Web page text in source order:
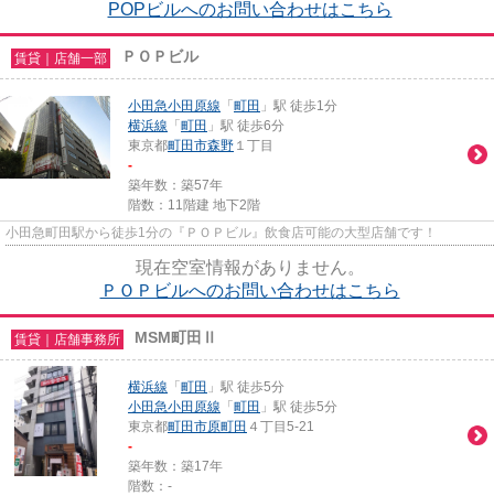
POPビルへのお問い合わせはこちら
賃貸｜店舗一部 ＰＯＰビル
小田急小田原線 「 町田 」駅 徒歩1分
横浜線 「 町田 」駅 徒歩6分
東京都町田市森野 １丁目
-
築年数：築57年
階数：11階建 地下2階
小田急町田駅から徒歩1分の『ＰＯＰビル』飲食店可能の大型店舗です！
現在空室情報がありません。
ＰＯＰビルへのお問い合わせはこちら
賃貸｜店舗事務所 MSM町田Ⅱ
横浜線 「 町田 」駅 徒歩5分
小田急小田原線 「 町田 」駅 徒歩5分
東京都町田市原町田 ４丁目5-21
-
築年数：築17年
階数：-